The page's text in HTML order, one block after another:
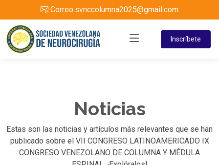
Correo:svnccolumna2025@gmail.com
Inscríbete
Noticias
Estas son las noticias y artículos más relevantes que se han
publicado sobre el VII CONGRESO LATINOAMERICADO IX
CONGRESO VENEZOLANO DE COLUMNA Y MÉDULA